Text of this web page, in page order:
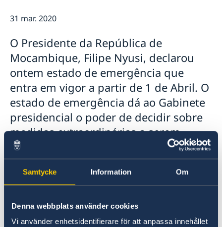
Samtycke Information Om
Denna webbplats använder cookies
Vi använder enhetsidentifierare för att anpassa innehållet
Vaga para Oficial de Comunicação
Estudante para a Suécia
Contratação de serviços de monitoria em Niassa
para a Embaixada da Suécia em Maputo
Provedora de Justiça da Criança da Suécia visita
Moçambique
Suécia e parceiros lançam subsídio para crianças em
Nampula
31 mar. 2020
O Presidente da República de
Mocambique, Filipe Nyusi, declarou
ontem estado de emergência que
entra em vigor a partir de 1 de Abril. O
estado de emergência dá ao Gabinete
presidencial o poder de decidir sobre
medidas extraordinárias a serem
tomadas em resposta ao vírus do
Corona.
No seu discurso à nação na noite de 31 de
Quarentena obrigatória para quem voltou